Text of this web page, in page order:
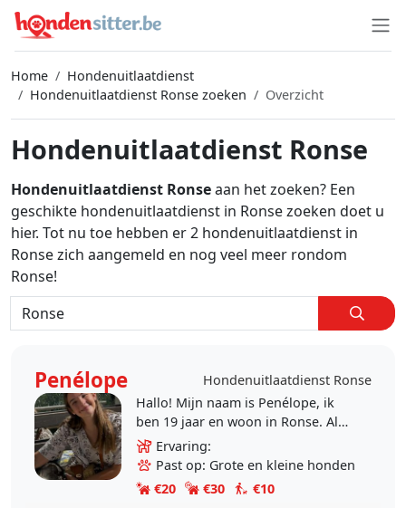
Home
Hondenuitlaatdienst
Hondenuitlaatdienst Ronse zoeken
Overzicht
Hondenuitlaatdienst Ronse
Hondenuitlaatdienst Ronseaan het zoeken? Een
geschikte hondenuitlaatdienst in Ronse zoeken doet u
hier. Tot nu toe hebben er 2 hondenuitlaatdienst in
Ronse zich aangemeld en nog veel meer rondom
Ronse!
Penélope
Hondenuitlaatdienst Ronse
Hallo! Mijn naam is Penélope, ik
ben 19 jaar en woon in Ronse. Al
van kleins af aan ben ik gek op
dieren, en dat is nooit veranderd!
Ondertussen ben..
Ervaring:
Past op: Grote en kleine honden
€20
€30
€10